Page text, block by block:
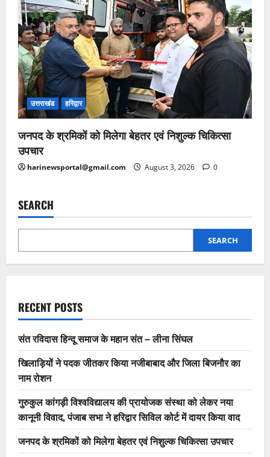
उत्तराखंड हरिद्वार
जनपद के श्रमिकों को मिलेगा बेहतर एवं निशुल्क चिकित्सा
उपचार
harinewsportal@gmail.com August 3, 2026 0
SEARCH
SEARCH
RECENT POSTS
संत रविदास हिन्दू समाज के महान संत – लीना सिंघल
खिलाड़ियों ने पदक जीतकर किया नजीबाबाद और जिला बिजनौर का
नाम रोशन
गुरुकुल कांगड़ी विश्वविद्यालय की प्रायोजक संस्था को लेकर नया
कानूनी विवाद, पंजाब सभा ने हरिद्वार सिविल कोर्ट में दायर किया वाद
जनपद के श्रमिकों को मिलेगा बेहतर एवं निशुल्क चिकित्सा उपचार